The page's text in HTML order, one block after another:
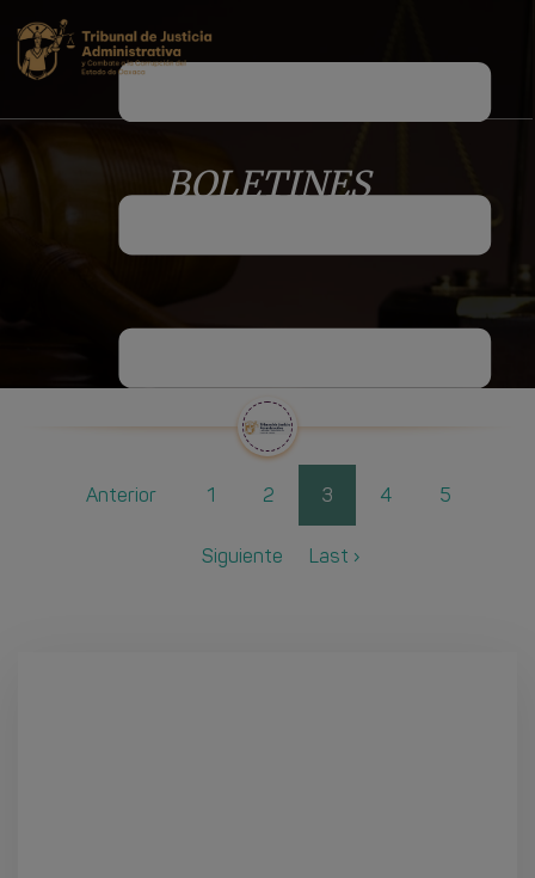
BOLETINES
Anterior 1 2 3 4 5
Siguiente Last ›